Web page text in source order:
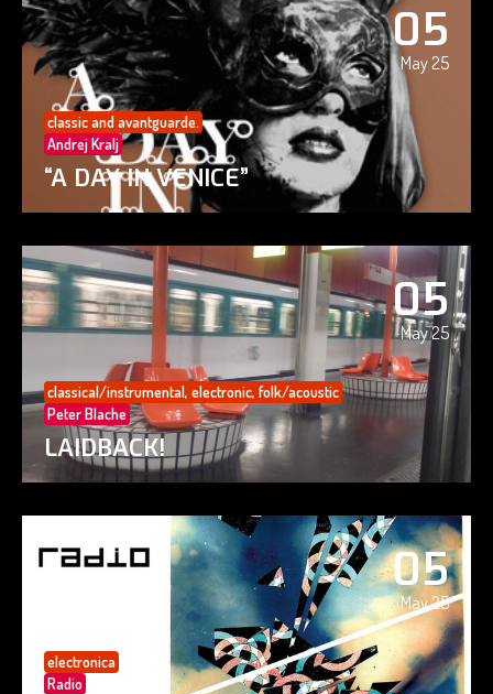
05
May 25
classic and avantguarde.
Andrej Kralj
“A DAY IN VENICE”
05
May 25
classical/instrumental, electronic, folk/acoustic
Peter Blache
LAIDBACK!
05
May 25
electronica
Radio